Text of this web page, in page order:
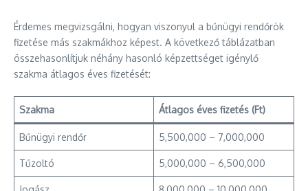
Érdemes megvizsgálni, hogyan viszonyul a bűnügyi rendőrök
fizetése más szakmákhoz képest. A következő táblázatban
összehasonlítjuk néhány hasonló képzettséget igénylő
szakma átlagos éves fizetését:
Szakma Átlagos éves fizetés (Ft)
Bűnügyi rendőr 5,500,000 – 7,000,000
Tűzoltó 5,000,000 – 6,500,000